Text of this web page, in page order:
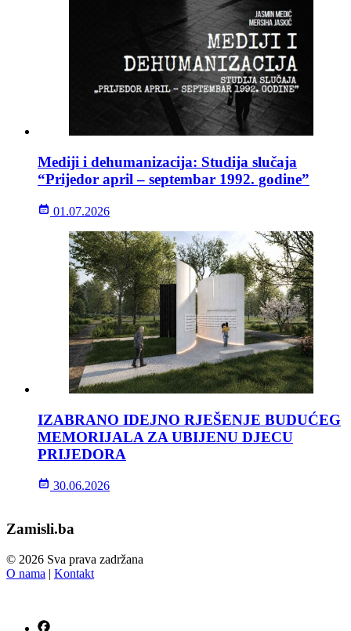
Mediji i dehumanizacija: Studija slučaja
“Prijedor april – septembar 1992. godine”
01.07.2026
IZABRANO IDEJNO RJEŠENJE BUDUĆEG
MEMORIJALA ZA UBIJENU DJECU
PRIJEDORA
30.06.2026
Zamisli.ba
© 2026 Sva prava zadržana
O nama | Kontakt